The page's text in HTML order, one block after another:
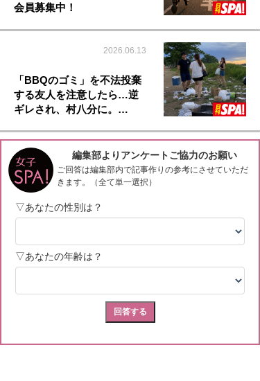
会員募集中！
2026.06.13
「BBQのゴミ」を不法投棄
する友人を注意したら…逆
ギレされ、村八分に。…